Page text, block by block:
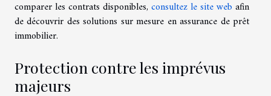
comparer les contrats disponibles, consultez le site web afin
de découvrir des solutions sur mesure en assurance de prêt
immobilier.
Protection contre les imprévus
majeurs